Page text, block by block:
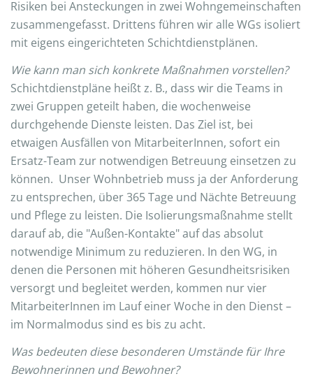
Risiken bei Ansteckungen in zwei Wohngemeinschaften
zusammengefasst. Drittens führen wir alle WGs isoliert
mit eigens eingerichteten Schichtdienstplänen.
Wie kann man sich konkrete Maßnahmen vorstellen?
Schichtdienstpläne heißt z. B., dass wir die Teams in
zwei Gruppen geteilt haben, die wochenweise
durchgehende Dienste leisten. Das Ziel ist, bei
etwaigen Ausfällen von MitarbeiterInnen, sofort ein
Ersatz-Team zur notwendigen Betreuung einsetzen zu
können. Unser Wohnbetrieb muss ja der Anforderung
zu entsprechen, über 365 Tage und Nächte Betreuung
und Pflege zu leisten. Die Isolierungsmaßnahme stellt
darauf ab, die "Außen-Kontakte" auf das absolut
notwendige Minimum zu reduzieren. In den WG, in
denen die Personen mit höheren Gesundheitsrisiken
versorgt und begleitet werden, kommen nur vier
MitarbeiterInnen im Lauf einer Woche in den Dienst –
im Normalmodus sind es bis zu acht.
Was bedeuten diese besonderen Umstände für Ihre
Bewohnerinnen und Bewohner?